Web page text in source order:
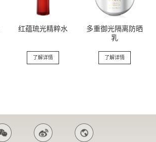
红蕴琉光精粹水
了解详情
多重御光隔离防晒
乳
了解详情